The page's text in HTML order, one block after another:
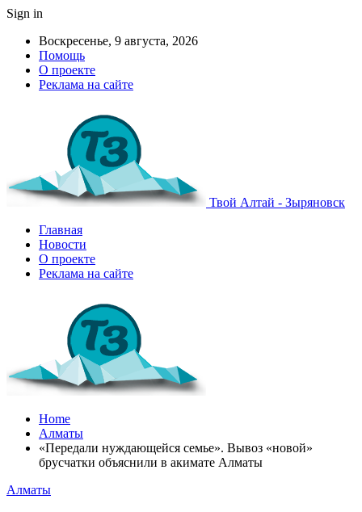
Sign in
Воскресенье, 9 августа, 2026
Помощь
О проекте
Реклама на сайте
Твой Алтай - Зыряновск
Главная
Новости
О проекте
Реклама на сайте
Home
Алматы
«Передали нуждающейся семье». Вывоз «новой»
брусчатки объяснили в акимате Алматы
Алматы